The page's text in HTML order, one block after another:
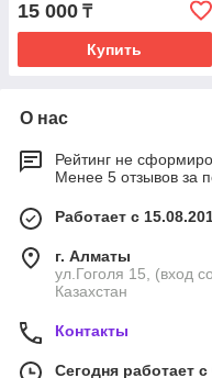
(еврокромка)
15 000 ₸
Купить
О нас
Рейтинг не
Менее 5 отзывов за
Работает с
г. Алматы
ул.Гоголя 15, (вход
Казахстан
Контакты
Сегодня работает